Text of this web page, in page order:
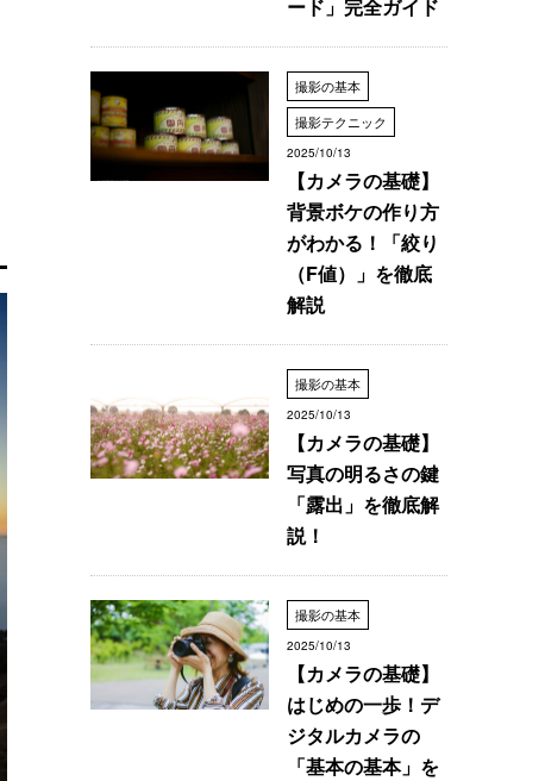
ード」完全ガイド
撮影の基本
撮影テクニック
2025/10/13
【カメラの基礎】
背景ボケの作り方
がわかる！「絞り
（F値）」を徹底
解説
撮影の基本
2025/10/13
【カメラの基礎】
写真の明るさの鍵
「露出」を徹底解
説！
撮影の基本
2025/10/13
【カメラの基礎】
はじめの一歩！デ
ジタルカメラの
「基本の基本」を